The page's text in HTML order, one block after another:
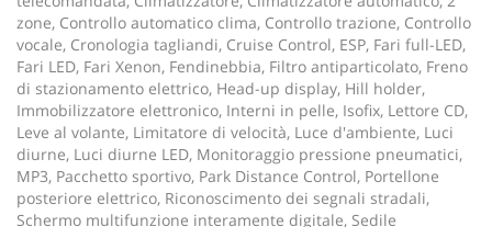
zone, Controllo automatico clima, Controllo trazione, Controllo
vocale, Cronologia tagliandi, Cruise Control, ESP, Fari full-LED,
Fari LED, Fari Xenon, Fendinebbia, Filtro antiparticolato, Freno
di stazionamento elettrico, Head-up display, Hill holder,
Immobilizzatore elettronico, Interni in pelle, Isofix, Lettore CD,
Leve al volante, Limitatore di velocità, Luce d'ambiente, Luci
diurne, Luci diurne LED, Monitoraggio pressione pneumatici,
MP3, Pacchetto sportivo, Park Distance Control, Portellone
posteriore elettrico, Riconoscimento dei segnali stradali,
Schermo multifunzione interamente digitale, Sedile